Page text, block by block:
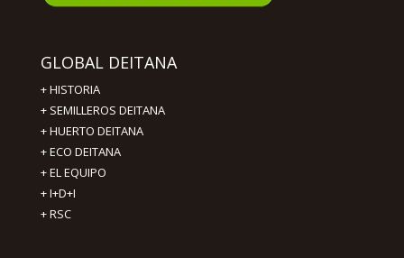
GLOBAL DEITANA
+HISTORIA
+ SEMILLEROS DEITANA
+HUERTO DEITANA
+ECO DEITANA
+EL EQUIPO
+I+D+I
+RSC